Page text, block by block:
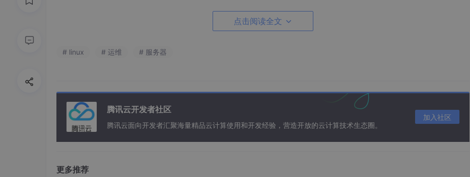
网络防火墙：防护的是另一侧的局域网
访问控制，每个数据包的源ip地址，目的IP地址，端口号，协议等进行组合式的监控，由此来判断数据包是否允许通
1、通信的五要素和四要素？
四要素：源/目的ip 源/目的端口
点击阅读全文
# linux # 运维 # 服务器
腾讯云开发者社区
腾讯云面向开发者汇聚海量精品云计算使用和开发经验，营造开放的云计算技术生态圈。
加入社区
更多推荐